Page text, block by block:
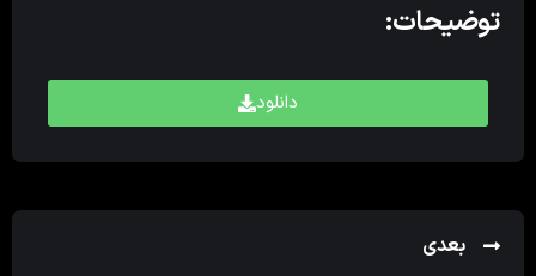
توضیحات:
دانلود
بعدی